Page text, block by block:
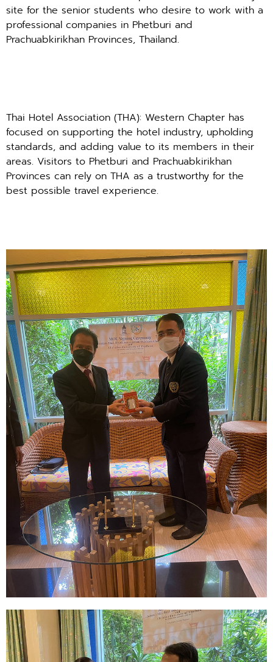
site for the senior students who desire to work with a
professional companies in Phetburi and
Prachuabkirikhan Provinces, Thailand.
Thai Hotel Association (THA): Western Chapter has
focused on supporting the hotel industry, upholding
standards, and adding value to its members in their
areas. Visitors to Phetburi and Prachuabkirikhan
Provinces can rely on THA as a trustworthy for the
best possible travel experience.